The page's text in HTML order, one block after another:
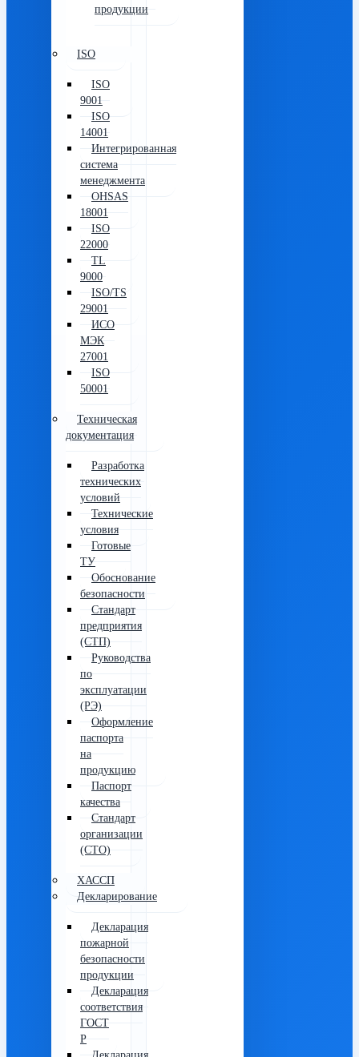
продукции
ISO
ISO
9001
ISO
14001
Интегрированная
система
менеджмента
OHSAS
18001
ISO
22000
TL
9000
ISO/TS
29001
ИСО
МЭК
27001
ISO
50001
Техническая
документация
Разработка
технических
условий
Технические
условия
Готовые
ТУ
Обоснование
безопасности
Стандарт
предприятия
(СТП)
Руководства
по
эксплуатации
(РЭ)
Оформление
паспорта
на
продукцию
Паспорт
качества
Стандарт
организации
(СТО)
ХАССП
Декларирование
Декларация
пожарной
безопасности
продукции
Декларация
соответствия
ГОСТ
Р